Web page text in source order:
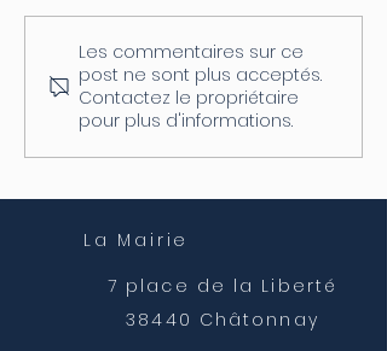
Coupure d'électricité le
04/08
Les commentaires sur ce
post ne sont plus acceptés.
Contactez le propriétaire
pour plus d'informations.
La Mairie
7 place de la Liberté
38440 Châtonnay